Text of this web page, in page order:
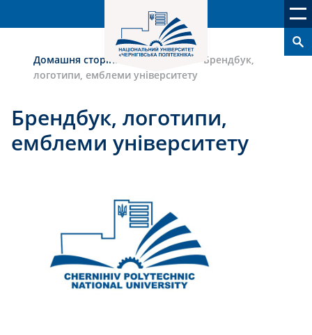
Домашня сторінка›Університет
Брендбук,
логотипи, емблеми університету
Брендбук, логотипи,
емблеми університету